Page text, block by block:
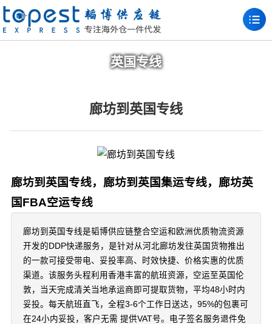
英国专线
廊坊到英国专线
廊坊到英国专线，廊坊到英国集运专线，廊坊英
国FBA空运专线
廊坊到英国专线是韬博供应链整合空运和欧洲优质物流资源
开发的DDP快递服务，是针对从河北廊坊发往英国货物推出
的一款可接受带电、妥投率高、时效快捷、价格实惠的优质
渠道。该服务头程利用香港丰富的航班资源，空运至英国伦
敦，当天完成清关当地承运商即可提取货物，平均48小时内
妥投。每天航班直飞，全程3-6个工作日送达，95%的包裹可
在24小内妥投，客户无需 提供VAT号。电子签名服务退件免